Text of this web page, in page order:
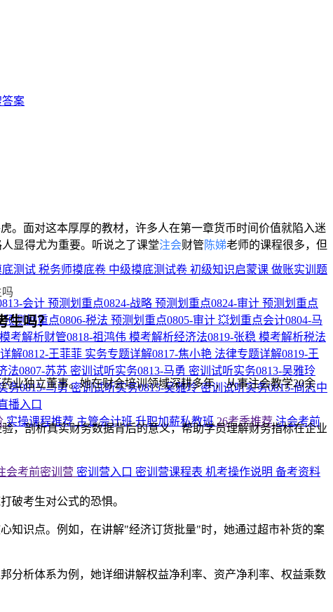
底测试 税务师摸底卷 中级摸底测试卷 初级知识启蒙课 做账实训题
会计 预测划重点0824-战略 预测划重点0824-审计 预测划重点
预测划重点0806-税法 预测划重点0805-审计 💥划重点会计0804-马
模考解析财管0818-祖鸿伟 模考解析经济法0819-张稳 模考解析税法
解0812-王菲菲 实务专题详解0817-焦小艳 法律专题详解0819-王
法0807-苏苏 密训试听实务0813-马勇 密训试听实务0813-吴雅玲
务0815-马勇密训试听实务0815-吴雅玲密训试听实务0815-尚志中
播入口
实操课程推荐 主管会计班升职加薪私教班 26考季推荐注会考前
会考前密训营 密训营入口 密训营课程表 机考操作说明 备考资料
案
。面对这本厚厚的教材，许多人在第一章货币时间价值就陷入迷
显得尤为重要。听说之了课堂注会财管 陈娣老师的课程很多，但
生吗？
业独立董事。她在财会培训领域深耕多年，从事注会教学20余
，剖析真实财务数据背后的意义，帮助学员理解财务指标在企业
破考生对公式的恐惧。
知识点。例如，在讲解"经济订货批量"时，她通过超市补货的案
分析体系为例，她详细讲解权益净利率、资产净利率、权益乘数